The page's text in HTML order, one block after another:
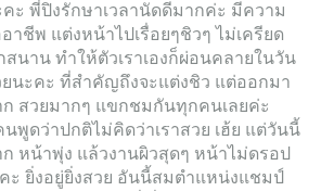
คะ พี่ปิงรักษาเวลานัดดีมากค่ะ มีความ
าชีพ แต่งหน้าไปเรื่อยๆชิวๆ ไม่เครียด
นาน ทำให้ตัวเราเองก็ผ่อนคลายในวัน
ยนะคะ ที่สำคัญถึงจะแต่งชิว แต่ออกมา
ก สวยมากๆ แขกชมกันทุกคนเลยค่ะ
พูดว่าปกติไม่คิดว่าเราสวย เฮ้ย แต่วันนี้
หน้าพุ่ง แล้วงานผิวสุดๆ หน้าไม่ดรอป
ะ ยิ่งอยู่ยิ่งสวย อันนี้สมตำแหน่งแชมป์